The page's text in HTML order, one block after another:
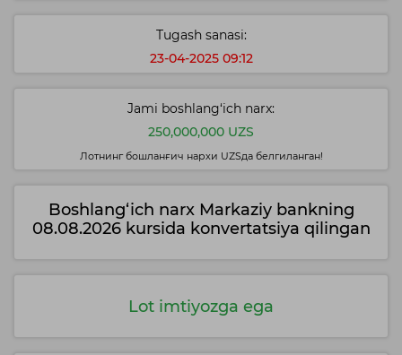
Tugash sanasi:
23-04-2025 09:12
Jami boshlang‘ich narx:
250,000,000 UZS
Лотнинг бошланғич нархи UZSда белгиланган!
Boshlang‘ich narx Markaziy bankning
08.08.2026 kursida konvertatsiya qilingan
Lot imtiyozga ega